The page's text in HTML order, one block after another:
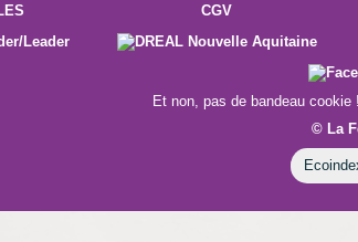
CGV
Et non, pas de bandeau cookie
© La